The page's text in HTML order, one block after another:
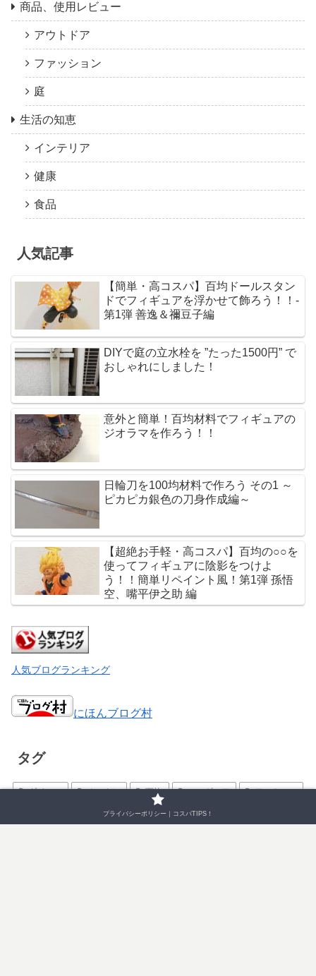
商品、使用レビュー
アウトドア
ファッション
庭
生活の知恵
インテリア
健康
食品
人気記事
【簡単・高コスパ】百均ドールスタン
ドでフィギュアを浮かせて飾ろう！！-
第1弾 善逸＆禰豆子編
DIYで庭の立水栓を ”たった1500円” で
おしゃれにしました！
意外と簡単！百均材料でフィギュアの
ジオラマを作ろう！！
日輪刀を100均材料で作ろう その1 ～
ピカピカ銀色の刀身作成編～
【超絶お手軽・高コスパ】百均の○○を
使ってフィギュアに陰影をつけよ
う！！簡単リペイント風！第1弾 孫悟
空、嘴平伊之助 編
人気ブログランキング
にほんブログ村
タグ
ダイソー オンクレ 百均 フィギュア ワークマン
鬼滅
プライバシーポリシー｜コスパTIPS！